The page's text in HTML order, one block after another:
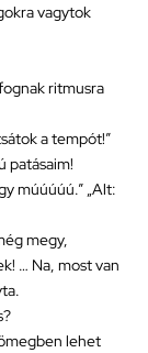
vagytok
ritmusra
a tempót!”
patásaim!
múúúúú.” „Alt:
megy,
… Na, most van
lehet